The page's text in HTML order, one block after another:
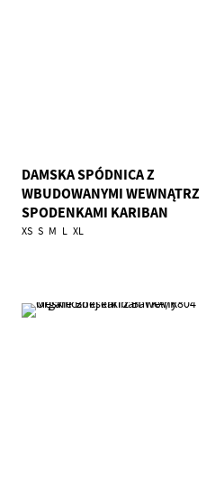
DAMSKA SPÓDNICA Z
WBUDOWANYMI WEWNĄTRZ
SPODENKAMI KARIBAN
TKA/PA1031
XS S M L XL